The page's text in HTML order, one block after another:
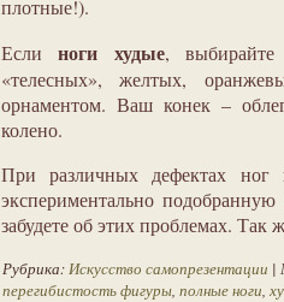
плотные!).
Еслиноги худые, выбирайте
«телесных», желтых,
орнаментом. Ваш конек –
колено.
При различных дефектах ног
экспериментально
забудете об этих проблемах.
Рубрика:Искусство самопрезентации |
перегибистость фигуры, полные ноги,